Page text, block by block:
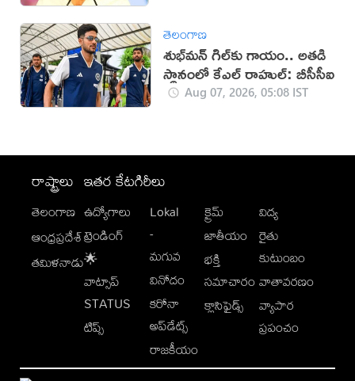
తెలంగాణ
శుభ్‌మన్‌ గిల్‌కు గాయం.. అతడి
స్థానంలో కేఎల్ రాహుల్: బీసీసీఐ
Aug 07, 2026, 05:08 IST
రాష్ట్రాలు
తెలంగాణ
ఆంధ్రప్రదేశ్
తమిళనాడు
ఇతర కేటగిరీలు
ఉద్యోగాలు
ట్రెండింగ్
🌟
వాట్సాప్
STATUS
టిప్స్
Lokal
-
మగువ
వినోదం
కరోనా
అప్‌డేట్స్
రాజకీయం
క్రైమ్
జాతీయం
భక్తి
సమాచారం
క్లాసిఫైడ్స్
విద్య
రైతు
కుటుంబం
వాతావరణం
వ్యాపార
ప్రపంచం